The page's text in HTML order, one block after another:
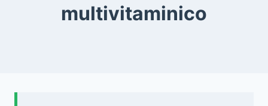
multivitaminico